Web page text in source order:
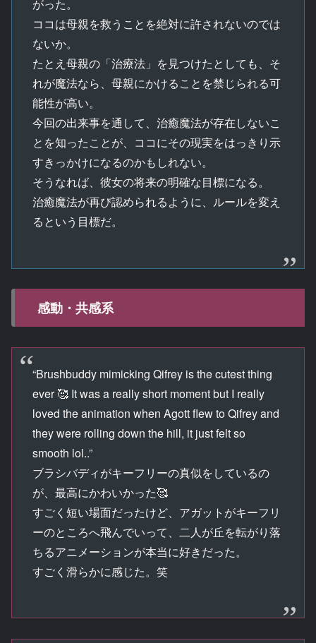
がった。
ココは母親を救うことを絶対に許されないのでは
ないか。
たとえ母親の「治療法」を見つけたとしても、そ
れが魔法なら、母親にかけることを禁じられる可
能性が高い。
今回の出来事を通して、治癒魔法が存在しないこ
とを知ったことが、ココにその現実をはっきり示
すきっかけになるのかもしれない。
そうなれば、彼女の将来の明確な目標になる。
治癒魔法が再び認められるように、ルールを変え
るという目標だ。
感動・共感系
“Brushbuddy mimicking Qifrey is the cutest thing
ever 🥰 It was a really short moment but I really
loved the animation when Agott flew to Qifrey and
they were rolling down the hill, it just felt so
smooth lol..”
ブラシバディがキーフリーの真似をしているの
が、最高にかわいかった🥰
すごく短い場面だったけど、アガットがキーフリ
ーのところへ飛んでいって、二人が丘を転がり落
ちるアニメーションが本当に好きだった。
すごく滑らかに感じた。笑